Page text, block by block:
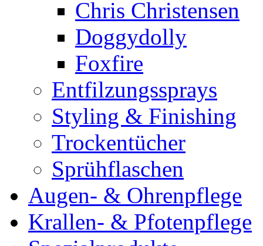
Chris Christensen
Doggydolly
Foxfire
Entfilzungssprays
Styling & Finishing
Trockentücher
Sprühflaschen
Augen- & Ohrenpflege
Krallen- & Pfotenpflege